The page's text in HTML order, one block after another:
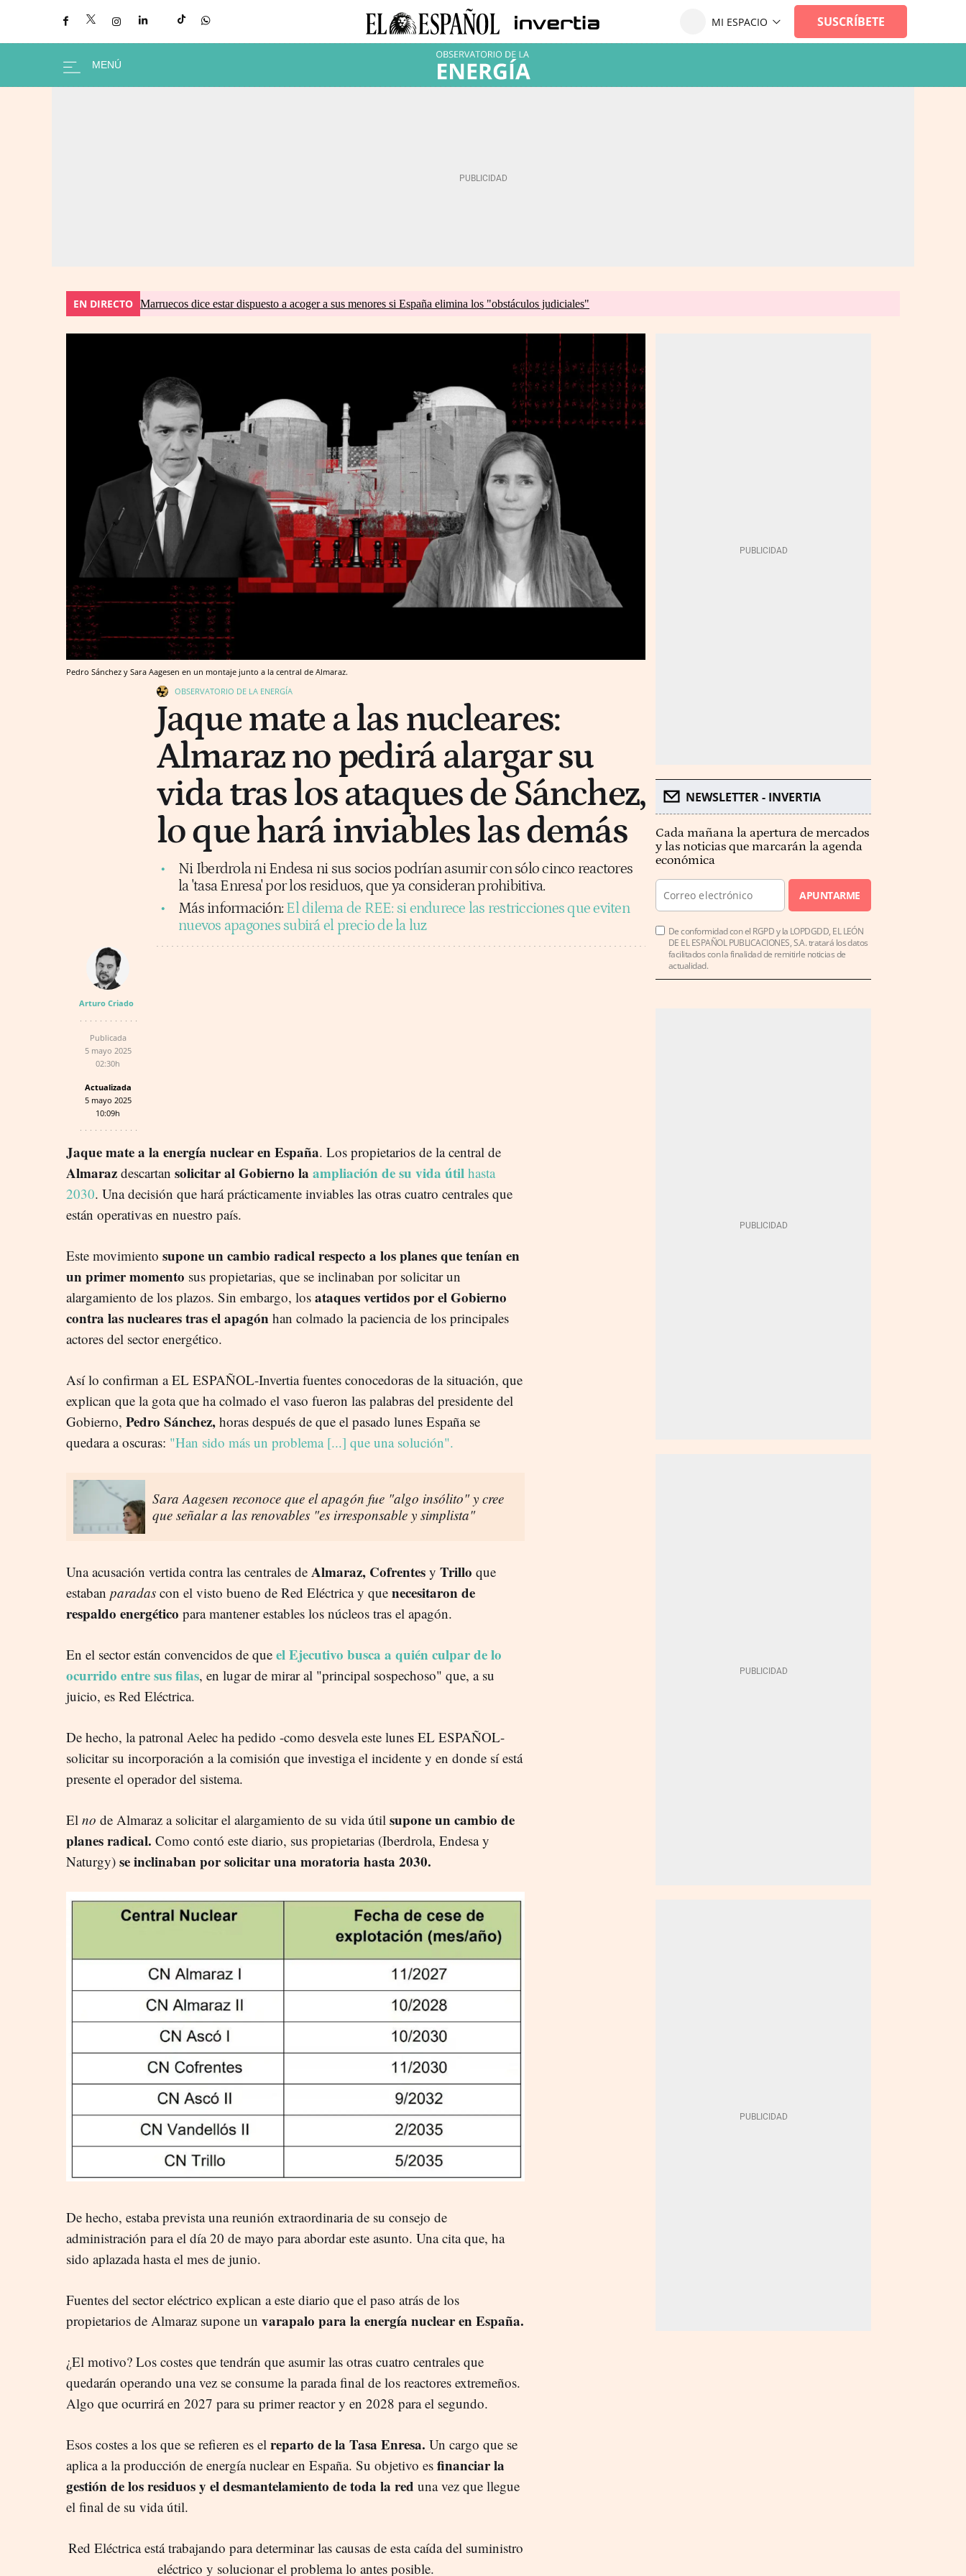
EN DIRECTO Marruecos dice estar dispuesto a acoger a sus menores si España elimina los "obstáculos judiciales"
Pedro Sánchez y Sara Aagesen en un montaje junto a la central de Almaraz.
OBSERVATORIO DE LA ENERGÍA
Jaque mate a las nucleares:
Almaraz no pedirá alargar su
vida tras los ataques de Sánchez,
lo que hará inviables las demás
Ni Iberdrola ni Endesa ni sus socios podrían asumir con sólo cinco reactores
la 'tasa Enresa' por los residuos, que ya consideran prohibitiva.
Más información: El dilema de REE: si endurece las restricciones que eviten
nuevos apagones subirá el precio de la luz
Arturo Criado
Publicada
5 mayo 2025
02:30h
Actualizada
5 mayo 2025
10:09h
Jaque mate a la energía nuclear en España. Los propietarios de la central de
Almaraz descartan solicitar al Gobierno la ampliación de su vida útil hasta
2030. Una decisión que hará prácticamente inviables las otras cuatro centrales que
están operativas en nuestro país.
Este movimiento supone un cambio radical respecto a los planes que tenían en
un primer momento sus propietarias, que se inclinaban por solicitar un
alargamiento de los plazos. Sin embargo, los ataques vertidos por el Gobierno
contra las nucleares tras el apagón han colmado la paciencia de los principales
actores del sector energético.
Así lo confirman a EL ESPAÑOL-Invertia fuentes conocedoras de la situación, que
explican que la gota que ha colmado el vaso fueron las palabras del presidente del
Gobierno, Pedro Sánchez, horas después de que el pasado lunes España se
quedara a oscuras: "Han sido más un problema [...] que una solución".
Sara Aagesen reconoce que el apagón fue "algo insólito" y cree
que señalar a las renovables "es irresponsable y simplista"
Una acusación vertida contra las centrales de Almaraz, Cofrentes y Trillo que
estaban paradas con el visto bueno de Red Eléctrica y que necesitaron de
respaldo energético para mantener estables los núcleos tras el apagón.
En el sector están convencidos de que el Ejecutivo busca a quién culpar de lo
ocurrido entre sus filas, en lugar de mirar al "principal sospechoso" que, a su
juicio, es Red Eléctrica.
De hecho, la patronal Aelec ha pedido -como desvela este lunes EL ESPAÑOL-
solicitar su incorporación a la comisión que investiga el incidente y en donde sí está
presente el operador del sistema.
El no de Almaraz a solicitar el alargamiento de su vida útil supone un cambio de
planes radical. Como contó este diario, sus propietarias (Iberdrola, Endesa y
Naturgy) se inclinaban por solicitar una moratoria hasta 2030.
De hecho, estaba prevista una reunión extraordinaria de su consejo de
administración para el día 20 de mayo para abordar este asunto. Una cita que, ha
sido aplazada hasta el mes de junio.
Fuentes del sector eléctrico explican a este diario que el paso atrás de los
propietarios de Almaraz supone un varapalo para la energía nuclear en España.
¿El motivo? Los costes que tendrán que asumir las otras cuatro centrales que
quedarán operando una vez se consume la parada final de los reactores extremeños.
Algo que ocurrirá en 2027 para su primer reactor y en 2028 para el segundo.
Esos costes a los que se refieren es el reparto de la Tasa Enresa. Un cargo que se
aplica a la producción de energía nuclear en España. Su objetivo es financiar la
gestión de los residuos y el desmantelamiento de toda la red una vez que llegue
el final de su vida útil.
Red Eléctrica está trabajando para determinar las causas de esta caída del suministro
eléctrico y solucionar el problema lo antes posible.
NEWSLETTER - INVERTIA
Cada mañana la apertura de mercados
y las noticias que marcarán la agenda
económica
APUNTARME
De conformidad con el RGPD y la LOPDGDD, EL LEÓN
DE EL ESPAÑOL PUBLICACIONES, S.A. tratará los datos
facilitados con la finalidad de remitirle noticias de
actualidad.